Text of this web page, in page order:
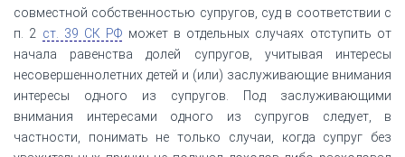
совместной собственностью супругов, суд в соответствии с
п. 2 ст. 39 СК РФ может в отдельных случаях отступить от
начала равенства долей супругов, учитывая интересы
несовершеннолетних детей и (или) заслуживающие внимания
интересы одного из супругов. Под заслуживающими
внимания интересами одного из супругов следует, в
частности, понимать не только случаи, когда супруг без